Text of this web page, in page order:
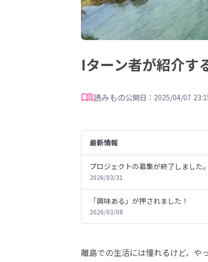
Iターン者が紹介す
読みもの公開日：2025/04/07
最新情報
プロジェクトの募集が終了しました。
2026/03/31
「興味ある」が押されました！
2026/03/08
離島での生活には憧れるけど、や